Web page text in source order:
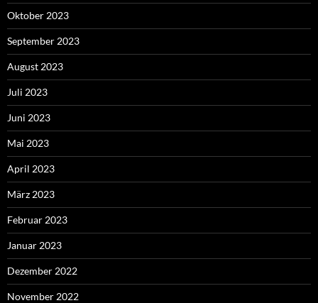
Oktober 2023
September 2023
August 2023
Juli 2023
Juni 2023
Mai 2023
April 2023
März 2023
Februar 2023
Januar 2023
Dezember 2022
November 2022